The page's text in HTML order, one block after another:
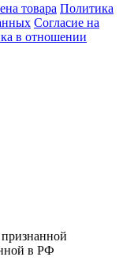
товара Политика
Согласие на
в отношении
в РФ